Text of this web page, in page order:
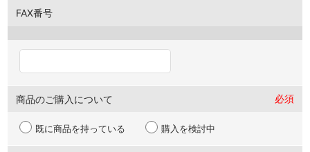
FAX番号
商品のご購入について 必須
既に商品を持っている 購入を検討中